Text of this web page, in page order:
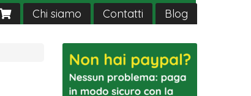
Chi siamo Contatti Blog